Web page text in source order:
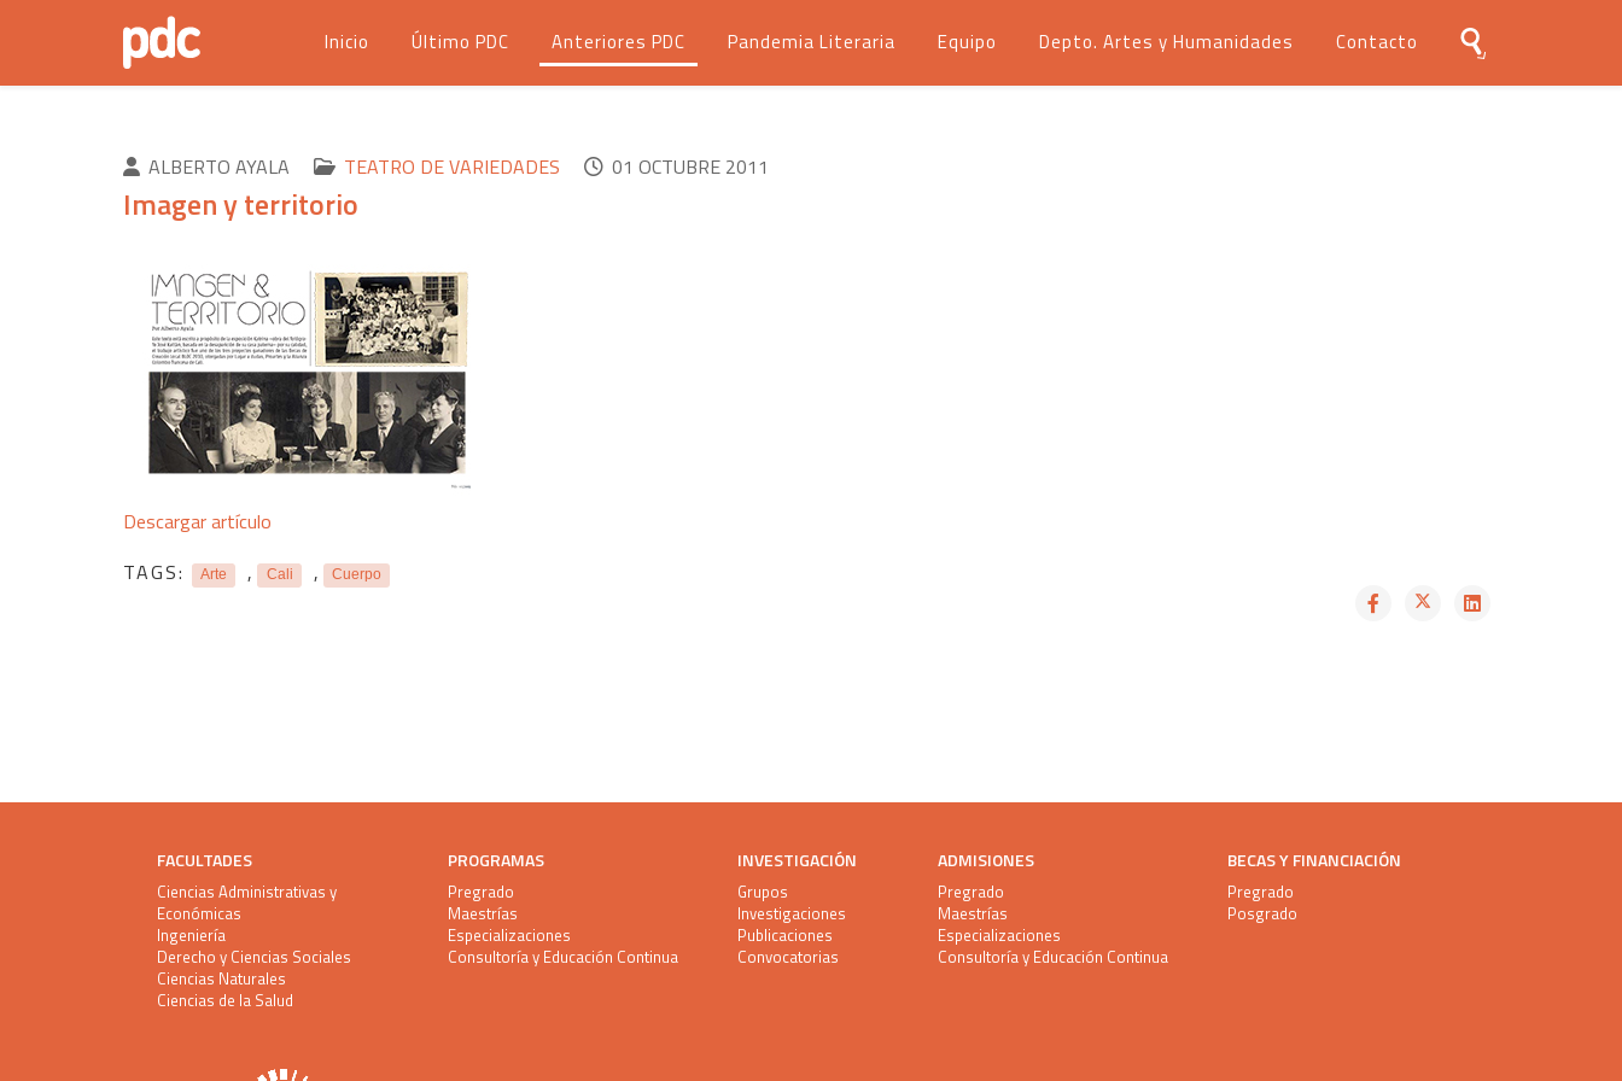
Inicio Último PDC Anteriores PDC Pandemia Literaria Equipo Depto. Artes y Humanidades Contacto
ALBERTO AYALA TEATRO DE VARIEDADES 01 OCTUBRE 2011
Imagen y territorio
Descargar artículo
TAGS:
Arte , Cali , Cuerpo
FACULTADES
Ciencias Administrativas y
Económicas
Ingeniería
Derecho y Ciencias Sociales
Ciencias Naturales
Ciencias de la Salud
PROGRAMAS
Pregrado
Maestrías
Especializaciones
Consultoría y Educación Continua
INVESTIGACIÓN
Grupos
Investigaciones
Publicaciones
Convocatorias
ADMISIONES
Pregrado
Maestrías
Especializaciones
Consultoría y Educación Continua
BECAS Y FINANCIACIÓN
Pregrado
Posgrado